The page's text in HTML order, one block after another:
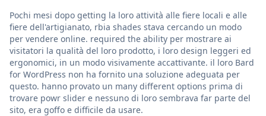
Pochi mesi dopo getting la loro attività alle fiere locali e alle
fiere dell'artigianato, rbia shades stava cercando un modo
per vendere online. required the ability per mostrare ai
visitatori la qualità del loro prodotto, i loro design leggeri ed
ergonomici, in un modo visivamente accattivante. il loro Bard
for WordPress non ha fornito una soluzione adeguata per
questo. hanno provato un many different options prima di
trovare powr slider e nessuno di loro sembrava far parte del
sito, era goffo e difficile da usare.